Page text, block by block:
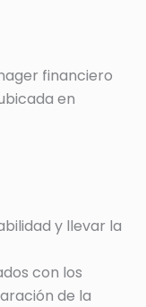
financiero
en
y llevar la
con los
de la